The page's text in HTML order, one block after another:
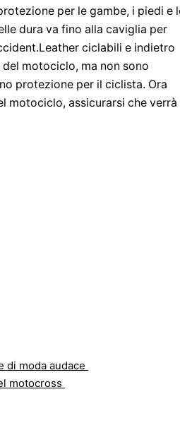
per le gambe, i piedi e
dura va fino alla caviglia per
ciclabili e indietro
motociclo, ma non sono
protezione per il ciclista. Ora
motociclo, assicurarsi che verrà
di moda audace
motocross